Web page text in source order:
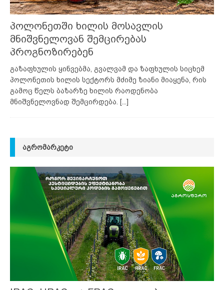
პოლონეთში ხილის მოსავლის
მნიშვნელოვან შემცირებას
პროგნოზირებენ
გაზაფხულის ყინვებმა, გვალვამ და ზაფხულის სიცხემ
პოლონეთის ხილის სექტორს მძიმე ზიანი მიაყენა, რის
გამოც წელს ბაზარზე ხილის რაოდენობა
მნიშვნელოვნად შემცირდება.
[...]
ᲐᲒᲠᲝᲛᲐᲠᲙᲔᲢᲘ